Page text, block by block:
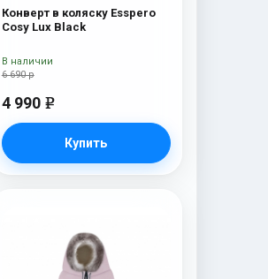
Конверт в коляску Esspero
Cosy Lux Black
6 690 р
4 990 e
Купить
В наличии